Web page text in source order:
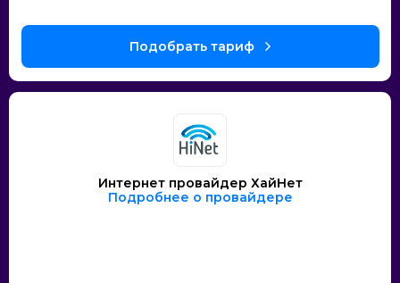
Интернет провайдер ХайНет
Подробнее о провайдере